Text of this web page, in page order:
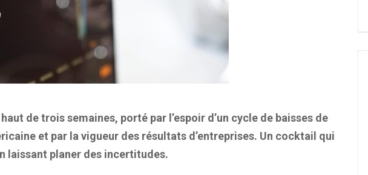
de trois semaines, porté par l’espoir d’un cycle de baisses de
et par la vigueur des résultats d’entreprises. Un cocktail qui
laissant planer des incertitudes.